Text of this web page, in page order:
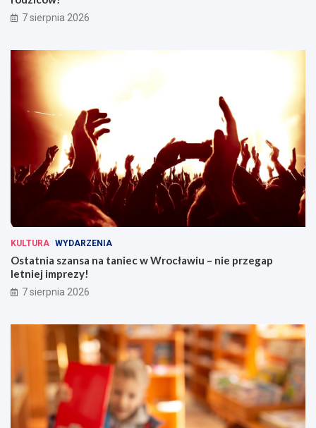
ó
u
w 7 sierpnia 2026
KULTURA WYDARZENIA
Ostatnia szansa na taniec w Wrocławiu – nie przegap
letniej imprezy!
7 sierpnia 2026